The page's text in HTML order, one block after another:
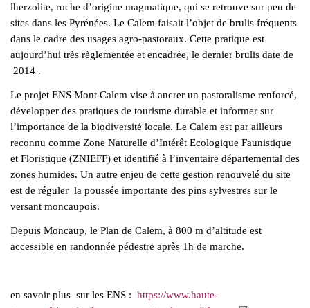
lherzolite, roche d’origine magmatique, qui se retrouve sur peu de
sites dans les Pyrénées. Le Calem faisait l’objet de brulis fréquents
dans le cadre des usages agro-pastoraux. Cette pratique est
aujourd’hui très règlementée et encadrée, le dernier brulis date de
2014 .
Le projet ENS Mont Calem vise à ancrer un pastoralisme renforcé,
développer des pratiques de tourisme durable et informer sur
l’importance de la biodiversité locale. Le Calem est par ailleurs
reconnu comme Zone Naturelle d’Intérêt Ecologique Faunistique
et Floristique (ZNIEFF) et identifié à l’inventaire départemental des
zones humides. Un autre enjeu de cette gestion renouvelé du site
est de réguler la poussée importante des pins sylvestres sur le
versant moncaupois.
Depuis Moncaup, le Plan de Calem, à 800 m d’altitude est
accessible en randonnée pédestre après 1h de marche.
en savoir plus sur les ENS : https://www.haute-